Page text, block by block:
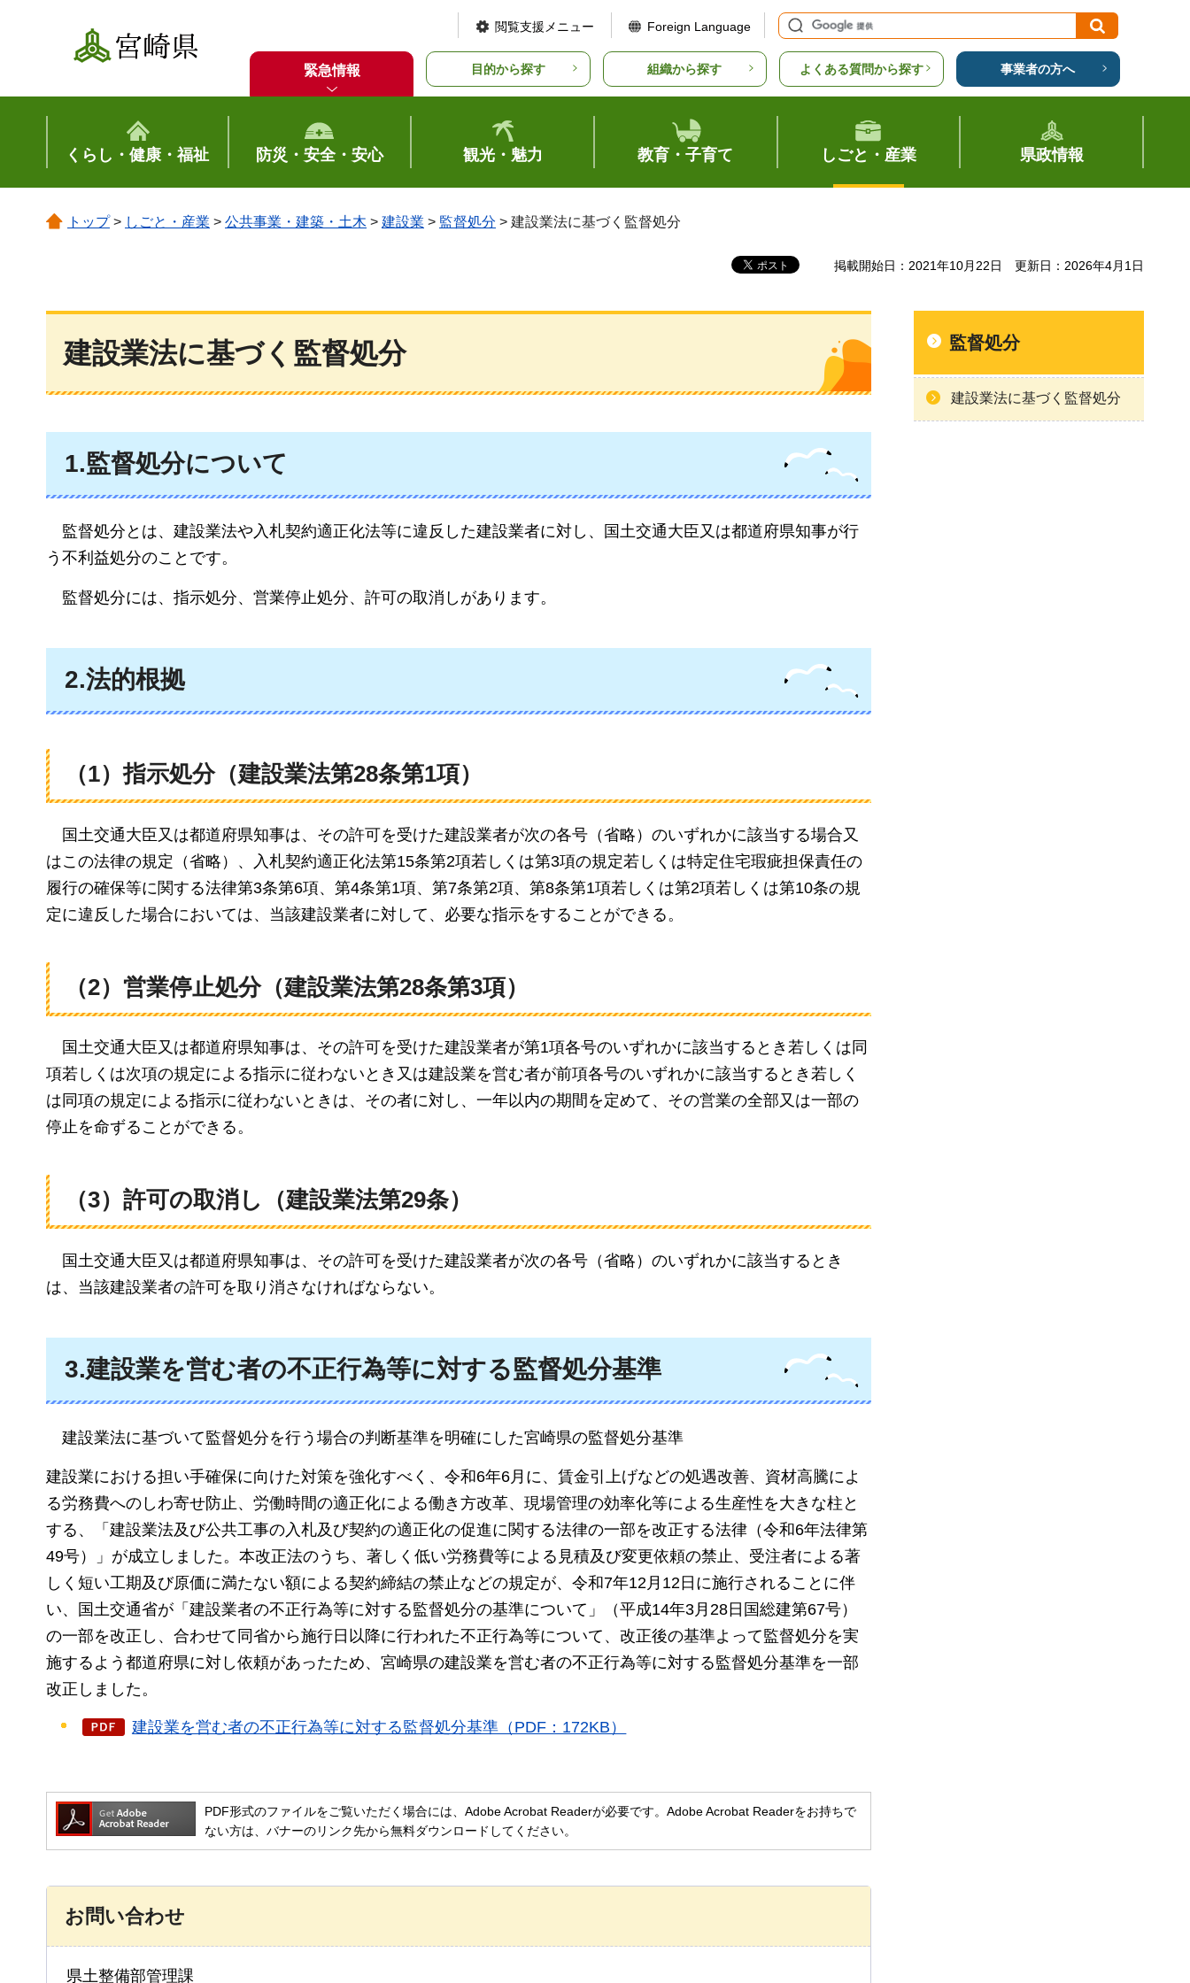
宮崎県
閲覧支援メニュー Foreign Language
緊急情報 目的から探す 組織から探す よくある質問から探す 事業者の方へ
くらし・健康・福祉 防災・安全・安心 観光・魅力 教育・子育て しごと・産業 県政情報
トップ> しごと・産業 > 公共事業・建築・土木 > 建設業 > 監督処分 > 建設業法に基づく監督処分
掲載開始日：2021年10月22日 更新日：2026年4月1日
建設業法に基づく監督処分
1.監督処分について
監督処分とは、建設業法や入札契約適正化法等に違反した建設業者に対し、国土交通大臣又は都道府県知事が行
う不利益処分のことです。
監督処分には、指示処分、営業停止処分、許可の取消しがあります。
2.法的根拠
（1）指示処分（建設業法第28条第1項）
国土交通大臣又は都道府県知事は、その許可を受けた建設業者が次の各号（省略）のいずれかに該当する場合又
はこの法律の規定（省略）、入札契約適正化法第15条第2項若しくは第3項の規定若しくは特定住宅瑕疵担保責任の
履行の確保等に関する法律第3条第6項、第4条第1項、第7条第2項、第8条第1項若しくは第2項若しくは第10条の規
定に違反した場合においては、当該建設業者に対して、必要な指示をすることができる。
（2）営業停止処分（建設業法第28条第3項）
国土交通大臣 又は都道府県知事は、その許可を受けた建設業者が第1項各号のいずれかに該当するとき若しくは同
項若しくは次項の規定による指示に従わないとき又は建設業を営む者が前項各号のいずれかに該当するとき若しく
は同項の規定による指示に従わないときは、その者に対し、一年以内の期間を定めて、その営業の全部又は一部の
停止を命ずることができる。
（3）許可の取消し（建設業法第29条）
国土交通大臣 又は都道府県知事は、その許可を受けた建設業者が次の各号（省略）のいずれかに該当するとき
は、当該建設業者の許可を取り消さなければならない。
3.建設業を営む者の不正行為等に対する監督処分基準
建設業法に基づいて監督処分を行う場合の判断基準を明確にした宮崎県の監督処分基準
建設業における担い手確保に向けた対策を強化すべく、令和6年6月に、賃金引上げなどの処遇改善、資材高騰によ
る労務費へのしわ寄せ防止、労働時間の適正化による働き方改革、現場管理の効率化等による生産性を大きな柱と
する、「建設業法及び公共工事の入札及び契約の適正化の促進に関する法律の一部を改正する法律（令和6年法律第
49号）」が成立しました。本改正法のうち、著しく低い労務費等による見積及び変更依頼の禁止、受注者による著
しく短い工期及び原価に満たない額による契約締結の禁止などの規定が、令和7年12月12日に施行されることに伴
い、国土交通省が「建設業者の不正行為等に対する監督処分の基準について」（平成14年3月28日国総建第67号）
の一部を改正し、合わせて同省から施行日以降に行われた不正行為等について、改正後の基準よって監督処分を実
施するよう都道府県に対し依頼があったため、宮崎県の建設業を営む者の不正行為等に対する監督処分基準を一部
改正しました。
建設業を営む者の不正行為等に対する監督処分基準（PDF：172KB）
PDF形式のファイルをご覧いただく場合には、Adobe Acrobat Readerが必要です。Adobe Acrobat Readerをお持ちで
ない方は、バナーのリンク先から無料ダウンロードしてください。
お問い合わせ
県土整備部管理課
監督処分
建設業法に基づく監督処分